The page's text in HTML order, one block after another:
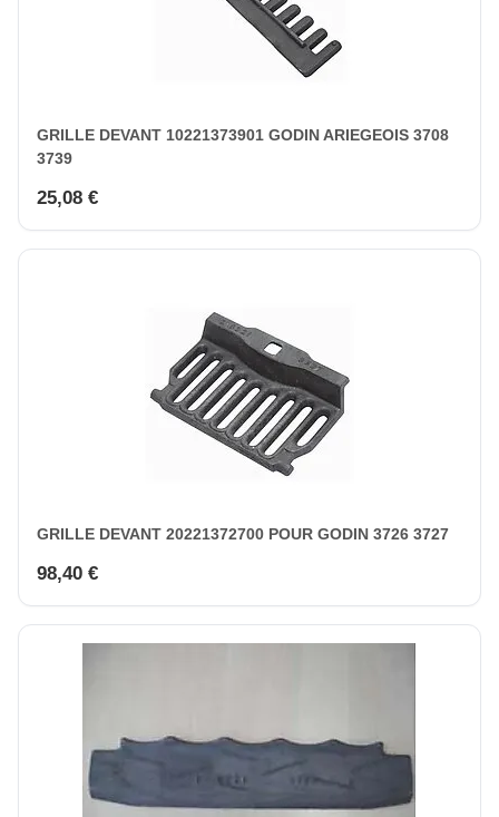
GRILLE DEVANT 10221373901 GODIN ARIEGEOIS 3708
3739
25,08 €
GRILLE DEVANT 20221372700 POUR GODIN 3726 3727
98,40 €